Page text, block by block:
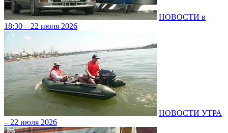
НОВОСТИ в
18:30 – 22 июля 2026
НОВОСТИ УТРА
– 22 июля 2026